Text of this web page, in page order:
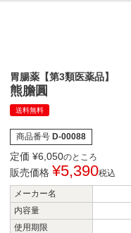
胃腸薬【第3類医薬品】
熊膽圓
送料無料
商品番号 D-00088
定価 ¥6,050のところ
販売価格 ¥5,390税込
メーカー名
内容量
使用期限